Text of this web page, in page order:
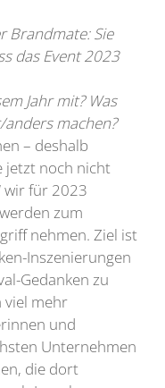
Brandmate: Sie
das Event 2023
Jahr mit? Was
machen?
– deshalb
jetzt noch nicht
wir für 2023
zum
nehmen. Ziel ist
Inszenierungen
Gedanken zu
viel mehr
und
Unternehmen
die dort